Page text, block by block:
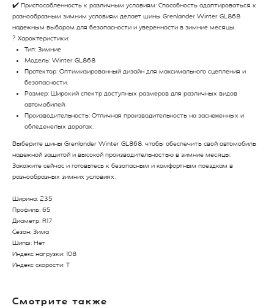
✔️ Приспособленность к различным условиям: Способность адаптироваться к
разнообразным зимним условиям делает шины Grenlander Winter GL868
надежным выбором для безопасности и уверенности в зимние месяцы.
? Характеристики:
Тип: Зимние
Модель: Winter GL868
Протектор: Оптимизированный дизайн для максимального сцепления и
безопасности.
Размер: Широкий спектр доступных размеров для различных видов
автомобилей.
Производительность: Отличная производительность на заснеженных и
обледенелых дорогах.
Выберите шины Grenlander Winter GL868, чтобы обеспечить свой автомобиль
надежной защитой и высокой производительностью в зимние месяцы.
Закажите сейчас и готовьтесь к безопасным и комфортным поездкам в
разнообразных зимних условиях.
Ширина: 235
Профиль: 65
Диаметр: R17
Сезон: Зима
Шипы: Нет
Индекс нагрузки: 108
Индекс скорости: T
Смотрите также